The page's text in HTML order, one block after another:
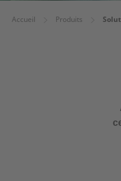
Accueil Produits